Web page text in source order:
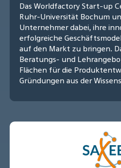
Das Worldfactory Start-up
Ruhr-Universität Bochum
Unternehmer dabei, ihre
erfolgreiche
auf den Markt zu bringen.
Beratungs- und
Flächen für die
Gründungen aus der